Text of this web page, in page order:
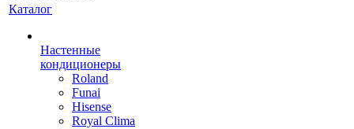
Каталог
Настенные
кондиционеры
Roland
Funai
Hisense
Royal Clima